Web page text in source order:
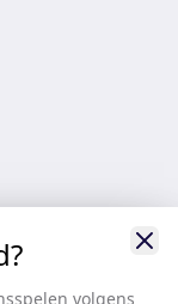
volgens